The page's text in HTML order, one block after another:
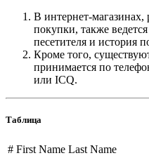
В интернет-
покупки, также
песетителя и история
Кроме того,
принимается по
или ICQ.
Таблица
# First Name Last Name